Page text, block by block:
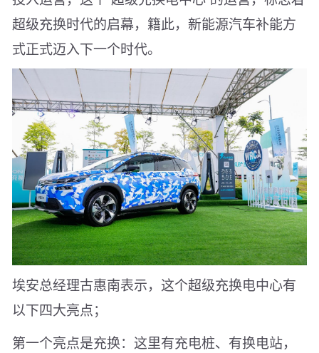
超级充换时代的启幕，籍此，新能源汽车补能方
式正式迈入下一个时代。
埃安总经理古惠南表示，这个超级充换电中心有
以下四大亮点；
第一个亮点是充换：这里有充电桩、有换电站，